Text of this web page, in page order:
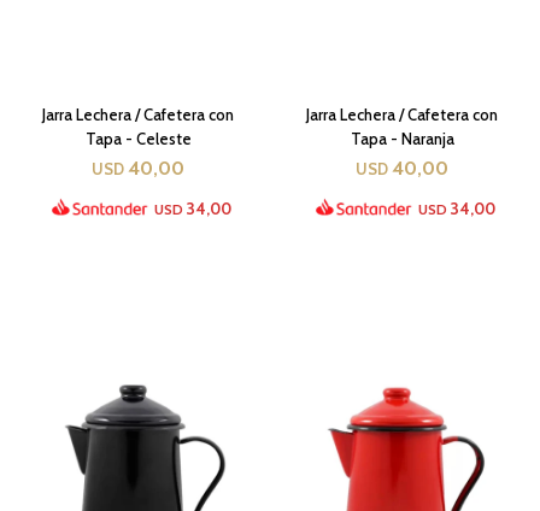
Jarra Lechera / Cafetera con
Tapa - Celeste
USD 40,00
USD 34,00
Jarra Lechera / Cafetera con
Tapa - Naranja
USD 40,00
USD 34,00